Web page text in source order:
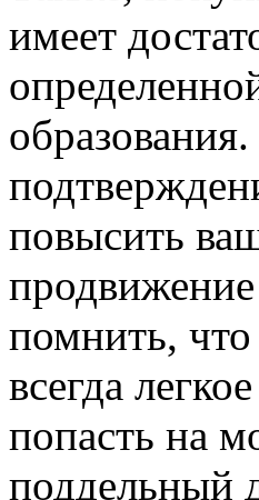
имеет
повысить
помнить,
всегда
попасть на
поддельный